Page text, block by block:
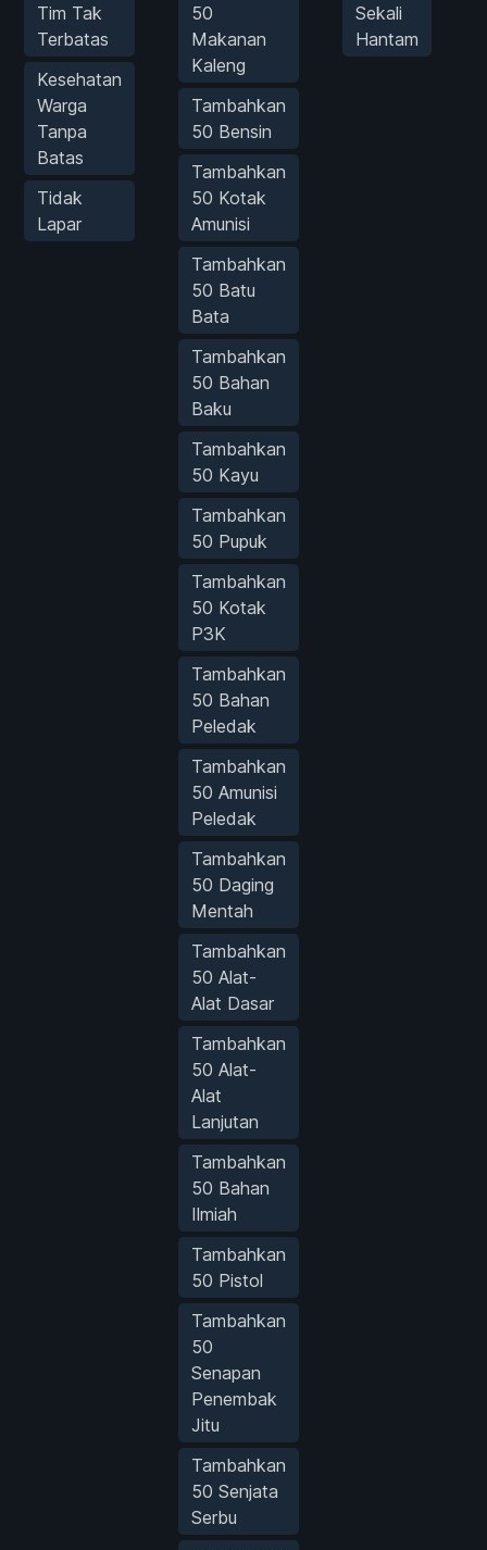
Tim Tak
Terbatas
Kesehatan
Warga
Tanpa
Batas
Tidak
Lapar
50
Makanan
Kaleng
Tambahkan
50 Bensin
Tambahkan
50 Kotak
Amunisi
Tambahkan
50 Batu
Bata
Tambahkan
50 Bahan
Baku
Tambahkan
50 Kayu
Tambahkan
50 Pupuk
Tambahkan
50 Kotak
P3K
Tambahkan
50 Bahan
Peledak
Tambahkan
50 Amunisi
Peledak
Tambahkan
50 Daging
Mentah
Tambahkan
50 Alat-
Alat Dasar
Tambahkan
50 Alat-
Alat
Lanjutan
Tambahkan
50 Bahan
Ilmiah
Tambahkan
50 Pistol
Tambahkan
50
Senapan
Penembak
Jitu
Tambahkan
50 Senjata
Serbu
Sekali
Hantam